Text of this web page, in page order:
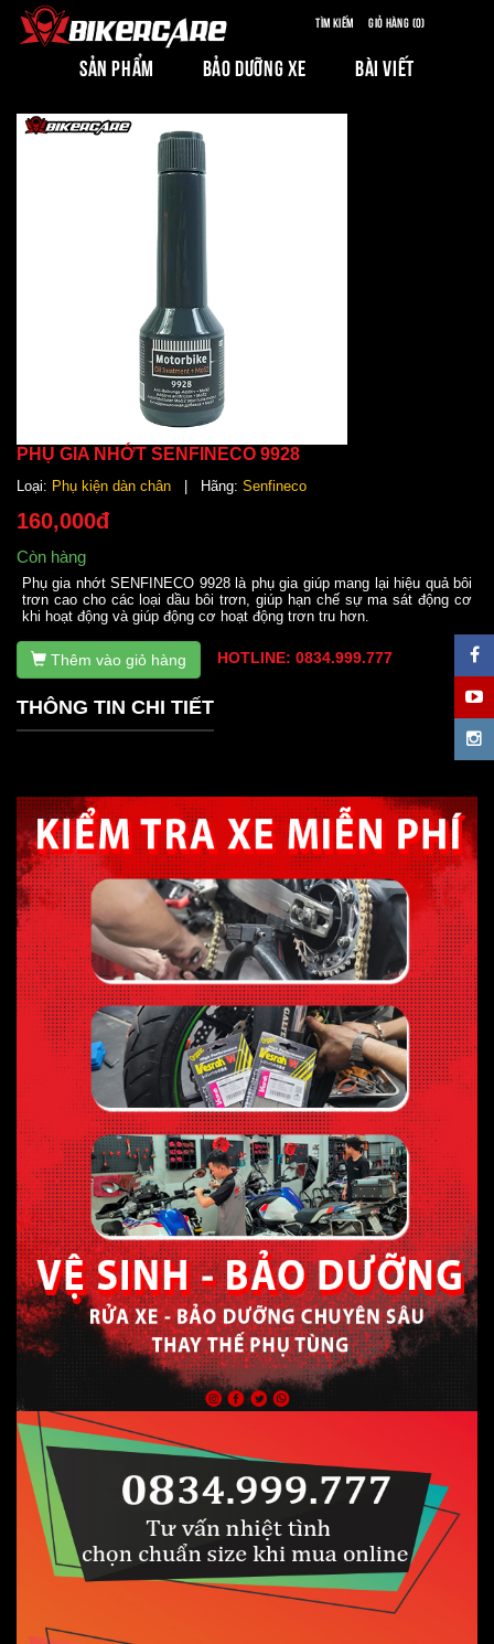
Tìm kiếm Giỏ hàng (0)
SẢN PHẨM BẢO DƯỠNG XE BÀI VIẾT
PHỤ GIA NHỚT SENFINECO 9928
Loại: Phụ kiện dàn chân | Hãng: Senfineco
160,000đ
Còn hàng
Phụ gia nhớt SENFINECO 9928 là phụ gia giúp mang lại hiệu quả bôi
trơn cao cho các loại dầu bôi trơn, giúp hạn chế sự ma sát động cơ
khi hoạt động và giúp động cơ hoạt động trơn tru hơn.
Thêm vào giỏ hàng HOTLINE: 0834.999.777
THÔNG TIN CHI TIẾT